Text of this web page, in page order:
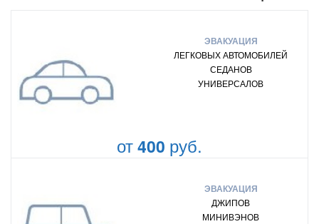
ЭВАКУАЦИЯ
ЛЕГКОВЫХ АВТОМОБИЛЕЙ
СЕДАНОВ
УНИВЕРСАЛОВ
от400 руб.
ЭВАКУАЦИЯ
ДЖИПОВ
МИНИВЭНОВ